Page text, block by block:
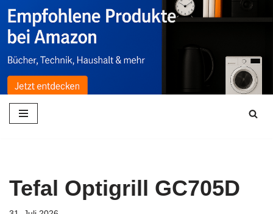
Zum
Inhalt
springen
Tefal Optigrill GC705D